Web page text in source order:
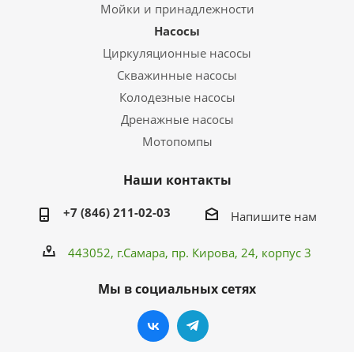
Мойки и принадлежности
Насосы
Циркуляционные насосы
Скважинные насосы
Колодезные насосы
Дренажные насосы
Мотопомпы
Наши контакты
+7 (846) 211-02-03 Напишите нам
443052, г.Самара, пр. Кирова, 24, корпус 3
Мы в социальных сетях